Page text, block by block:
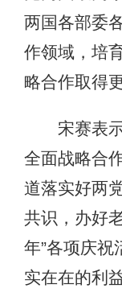
两国各部委
作领域，培
略合作取得
宋赛表示
全面战略合
道落实好两
共识，办好
年”各项庆祝
实在在的利益